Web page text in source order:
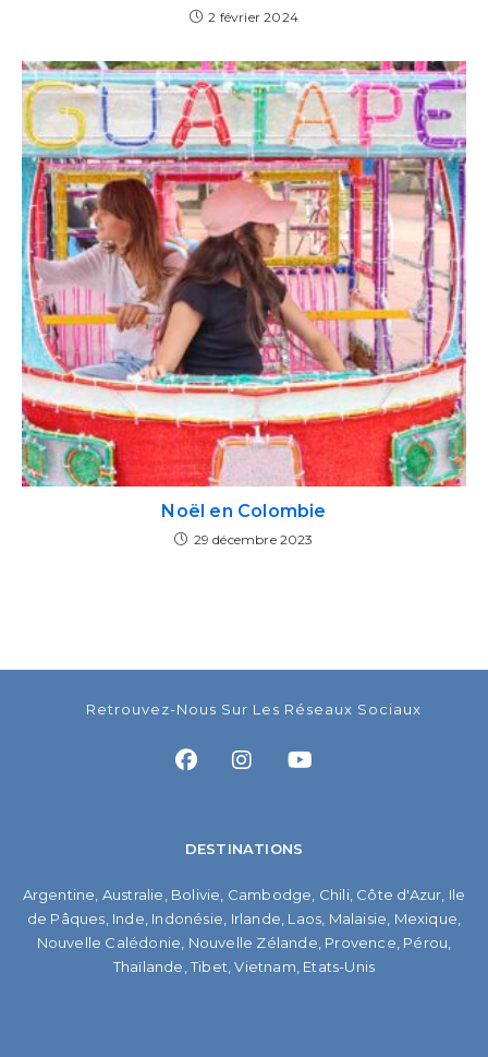
2 février 2024
Noël en Colombie
29 décembre 2023
Retrouvez-Nous Sur Les Réseaux Sociaux
DESTINATIONS
Argentine, Australie, Bolivie, Cambodge, Chili, Côte d'Azur, Ile
de Pâques, Inde, Indonésie, Irlande, Laos, Malaisie, Mexique,
Nouvelle Calédonie, Nouvelle Zélande, Provence, Pérou,
Thaïlande,Tibet,Vietnam, Etats-Unis